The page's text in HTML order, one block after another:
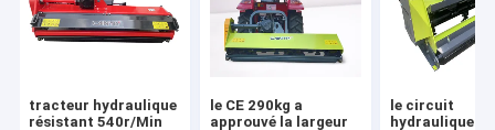
tracteur hydraulique
résistant 540r/Min
le CE 290kg a
approuvé la largeur
le circuit
hydraulique de